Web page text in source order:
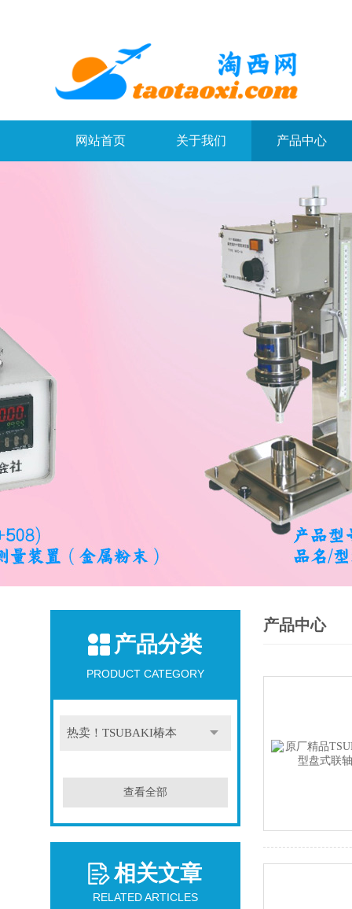
网站首页 关于我们 产品中心
产品分类
PRODUCT CATEGORY
热卖！TSUBAKI椿本
查看全部
相关文章
RELATED ARTICLES
产品中心